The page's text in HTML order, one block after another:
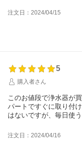
注文日：2024/04/15
5
購入者さん
このお値段で浄水器が
パートですぐに取り付
はないですが、毎日使
注文日：2024/04/16